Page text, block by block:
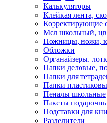
Калькуляторы
Клейкая лента,
Корректирующие
Мел школьный,
Ножницы, ножи,
Обложки
Органайзеры,
Папки деловые,
Папки для
Папки
Пеналы школьные
Пакеты
Подставки для
Разделители